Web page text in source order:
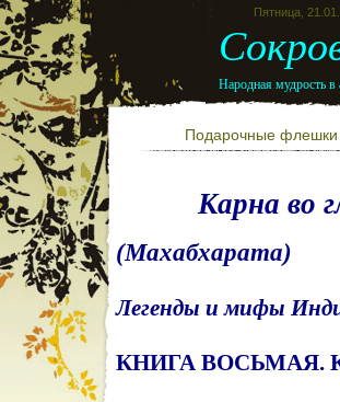
Пятница,
Народная мудрость в
Подарочные
Карна во
(Махабхарата)
Легенды и мифы
КНИГА ВОСЬМАЯ.